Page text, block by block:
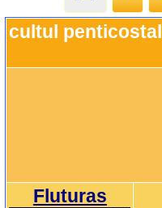
cultul penticostal
Fluturas